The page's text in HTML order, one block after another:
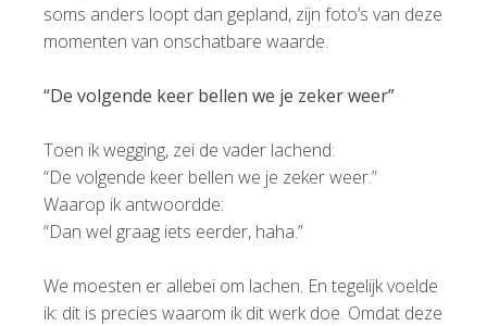
soms anders loopt dan gepland, zijn foto’s van deze
momenten van onschatbare waarde.
“De volgende keer bellen we je zeker weer”
Toen ik wegging, zei de vader lachend:
“De volgende keer bellen we je zeker weer.”
Waarop ik antwoordde:
“Dan wel graag iets eerder, haha.”
We moesten er allebei om lachen. En tegelijk voelde
ik: dit is precies waarom ik dit werk doe. Omdat deze